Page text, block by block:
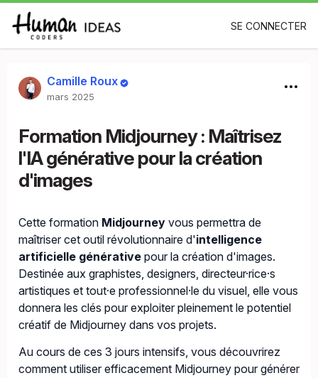
SE CONNECTER
Camille Roux
mars 2025
Formation Midjourney : Maîtrisez
l'IA générative pour la création
d'images
Cette formation Midjourney vous permettra de
maîtriser cet outil révolutionnaire d'intelligence
artificielle générative pour la création d'images.
Destinée aux graphistes, designers, directeur·rice·s
artistiques et tout·e professionnel·le du visuel, elle vous
donnera les clés pour exploiter pleinement le potentiel
créatif de Midjourney dans vos projets.
Au cours de ces 3 jours intensifs, vous découvrirez
comment utiliser efficacement Midjourney pour générer